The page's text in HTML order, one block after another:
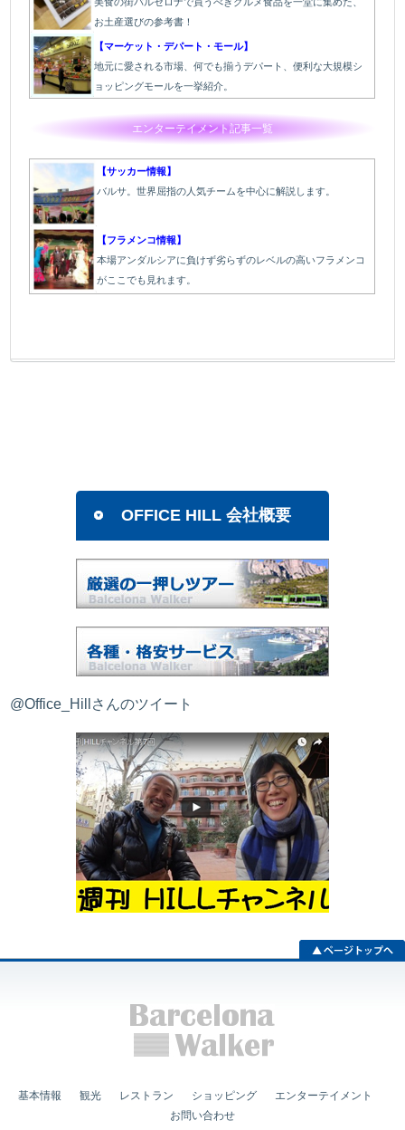
お土産選びの参考書！
【マーケット・デパート・モール】
地元に愛される市場、何でも揃うデパート、便利な大規模シ
ョッピングモールを一挙紹介。
エンターテイメント記事一覧
【サッカー情報】
バルサ。世界屈指の人気チームを中心に解説します。
【フラメンコ情報】
本場アンダルシアに負けず劣らずのレベルの高いフラメンコ
がここでも見れます。
OFFICE HILL 会社概要
@Office_Hillさんのツイート
基本情報 観光 レストラン ショッピング
エンターテイメント
お問い合わせ